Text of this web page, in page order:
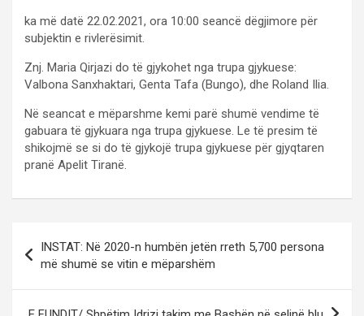
ka më datë 22.02.2021, ora 10:00 seancë dëgjimore për
subjektin e rivlerësimit.
Znj. Maria Qirjazi do të gjykohet nga trupa gjykuese:
Valbona Sanxhaktari, Genta Tafa (Bungo), dhe Roland Ilia.
Në seancat e mëparshme kemi parë shumë vendime të
gabuara të gjykuara nga trupa gjykuese. Le të presim të
shikojmë se si do të gjykojë trupa gjykuese për gjyqtaren
pranë Apelit Tiranë.
s
INSTAT: Në 2020-n humbën jetën rreth 5,700 persona
më shumë se vitin e mëparshëm